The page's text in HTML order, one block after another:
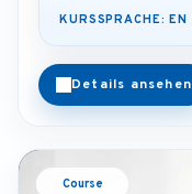
KURSSPRACHE: EN
Details ansehen
Course